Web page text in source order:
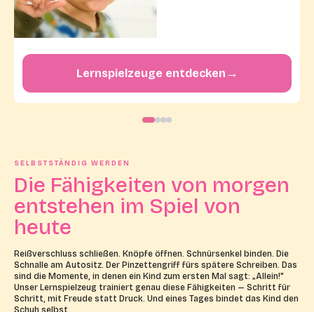
Lernspielzeuge entdecken →
SELBSTSTÄNDIG WERDEN
Die Fähigkeiten von morgen
entstehen im Spiel von
heute
Reißverschluss schließen. Knöpfe öffnen. Schnürsenkel binden. Die
Schnalle am Autositz. Der Pinzettengriff fürs spätere Schreiben. Das
sind die Momente, in denen ein Kind zum ersten Mal sagt: „Allein!"
Unser Lernspielzeug trainiert genau diese Fähigkeiten — Schritt für
Schritt, mit Freude statt Druck. Und eines Tages bindet das Kind den